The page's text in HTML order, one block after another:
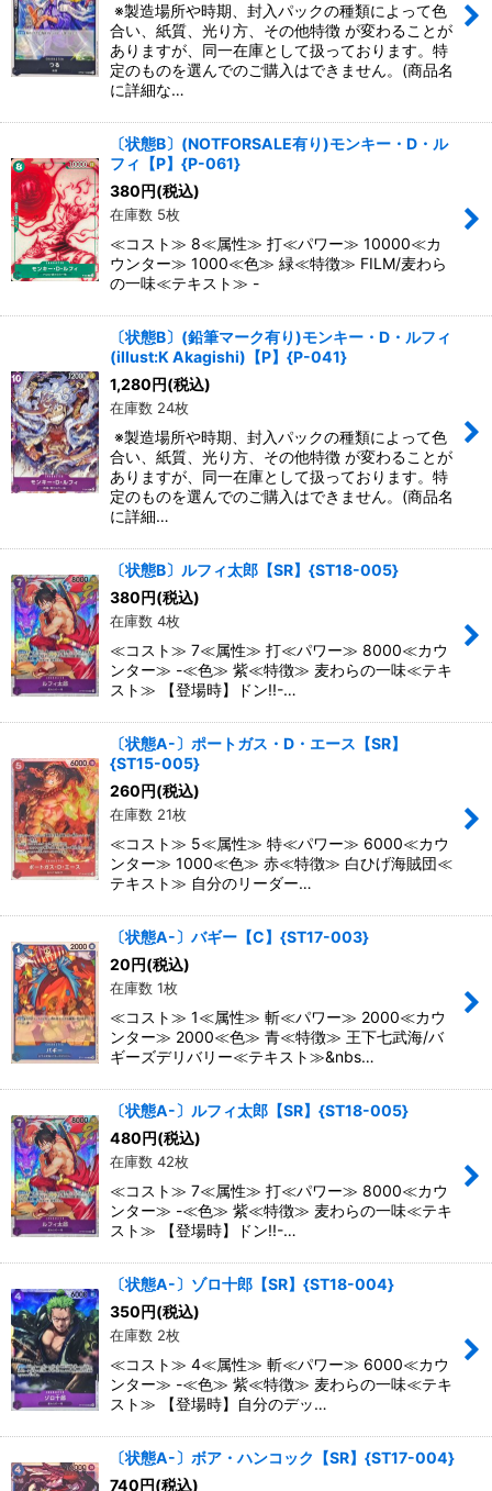
※製造場所や時期、封入パックの種類によって色
合い、紙質、光り方、その他特徴 が変わることが
ありますが、同一在庫として扱っております。特
定のものを選んでのご購入はできません。(商品名
に詳細な…
〔状態B〕(NOTFORSALE有り)モンキー・D・ル
フィ【P】{P-061}
380円(税込)
在庫数 5枚
≪コスト≫ 8≪属性≫ 打≪パワー≫ 10000≪カ
ウンター≫ 1000≪色≫ 緑≪特徴≫ FILM/麦わら
の一味≪テキスト≫ -
〔状態B〕(鉛筆マーク有り)モンキー・D・ルフィ
(illust:K Akagishi)【P】{P-041}
1,280円(税込)
在庫数 24枚
※製造場所や時期、封入パックの種類によって色
合い、紙質、光り方、その他特徴 が変わることが
ありますが、同一在庫として扱っております。特
定のものを選んでのご購入はできません。(商品名
に詳細…
〔状態B〕ルフィ太郎【SR】{ST18-005}
380円(税込)
在庫数 4枚
≪コスト≫ 7≪属性≫ 打≪パワー≫ 8000≪カウ
ンター≫ -≪色≫ 紫≪特徴≫ 麦わらの一味≪テキ
スト≫ 【登場時】ドン!!-…
〔状態A-〕ポートガス・D・エース【SR】
{ST15-005}
260円(税込)
在庫数 21枚
≪コスト≫ 5≪属性≫ 特≪パワー≫ 6000≪カウ
ンター≫ 1000≪色≫ 赤≪特徴≫ 白ひげ海賊団≪
テキスト≫ 自分のリーダー…
〔状態A-〕バギー【C】{ST17-003}
20円(税込)
在庫数 1枚
≪コスト≫ 1≪属性≫ 斬≪パワー≫ 2000≪カウ
ンター≫ 2000≪色≫ 青≪特徴≫ 王下七武海/バ
ギーズデリバリー≪テキスト≫&nbs…
〔状態A-〕ルフィ太郎【SR】{ST18-005}
480円(税込)
在庫数 42枚
≪コスト≫ 7≪属性≫ 打≪パワー≫ 8000≪カウ
ンター≫ -≪色≫ 紫≪特徴≫ 麦わらの一味≪テキ
スト≫ 【登場時】ドン!!-…
〔状態A-〕ゾロ十郎【SR】{ST18-004}
350円(税込)
在庫数 2枚
≪コスト≫ 4≪属性≫ 斬≪パワー≫ 6000≪カウ
ンター≫ -≪色≫ 紫≪特徴≫ 麦わらの一味≪テキ
スト≫ 【登場時】自分のデッ…
〔状態A-〕ボア・ハンコック【SR】{ST17-004}
740円(税込)